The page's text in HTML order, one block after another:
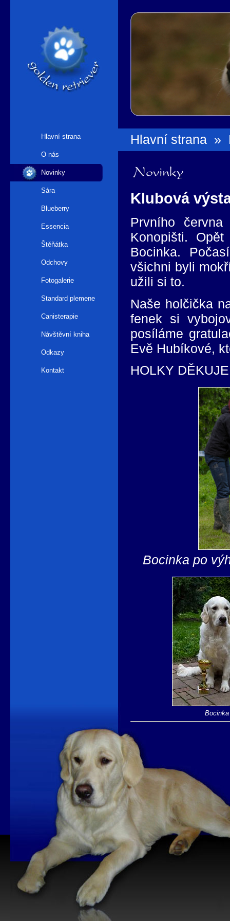
Hlavní strana
O nás
Novinky
Sára
Blueberry
Essencia
Štěňátka
Odchovy
Fotogalerie
Standard plemene
Canisterapie
Návštěvní kniha
Odkazy
Kontakt
Hlavní strana »
Novinky
Klubová
Prvního
Konopišti.
Bocinka.
všichni byli
užili si to.
Naše holčička
fenek si
posíláme
Evě Hubíkové,
HOLKY
Bocinka po